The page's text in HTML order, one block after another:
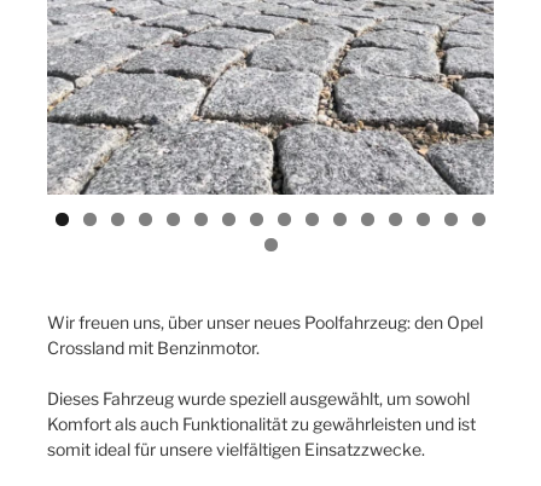
Previ
ous
Next
Wir freuen uns, über unser neues Poolfahrzeug: den Opel
Crossland mit Benzinmotor.
Dieses Fahrzeug wurde speziell ausgewählt, um sowohl
Komfort als auch Funktionalität zu gewährleisten und ist
somit ideal für unsere vielfältigen Einsatzzwecke.